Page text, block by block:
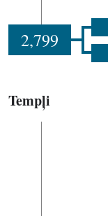
2,799
Tempļi